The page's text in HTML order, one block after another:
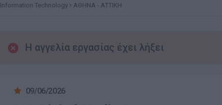
Information Technology ΑΘΗΝΑ - ΑΤΤΙΚΗ
Η αγγελία εργασίας έχει λήξει
09/06/2026